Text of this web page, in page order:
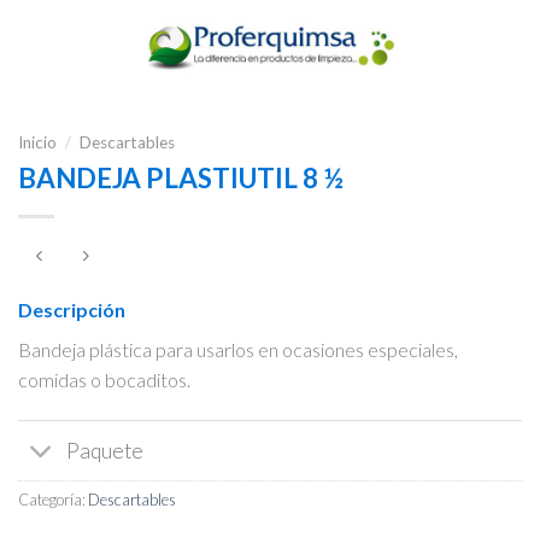
Inicio / Descartables
BANDEJA PLASTIUTIL 8 ½
Descripción
Bandeja plástica para usarlos en ocasiones especiales,
comidas o bocaditos.
Paquete
Categoría: Descartables